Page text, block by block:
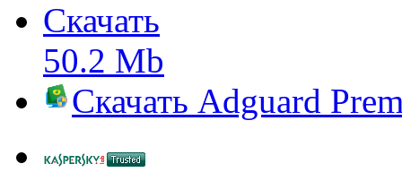
Скачать
50.2 Mb
Скачать Adguard